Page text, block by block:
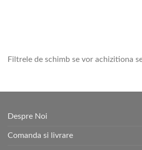
Filtrele de schimb se vor achizitiona
Despre Noi
Comanda si livrare